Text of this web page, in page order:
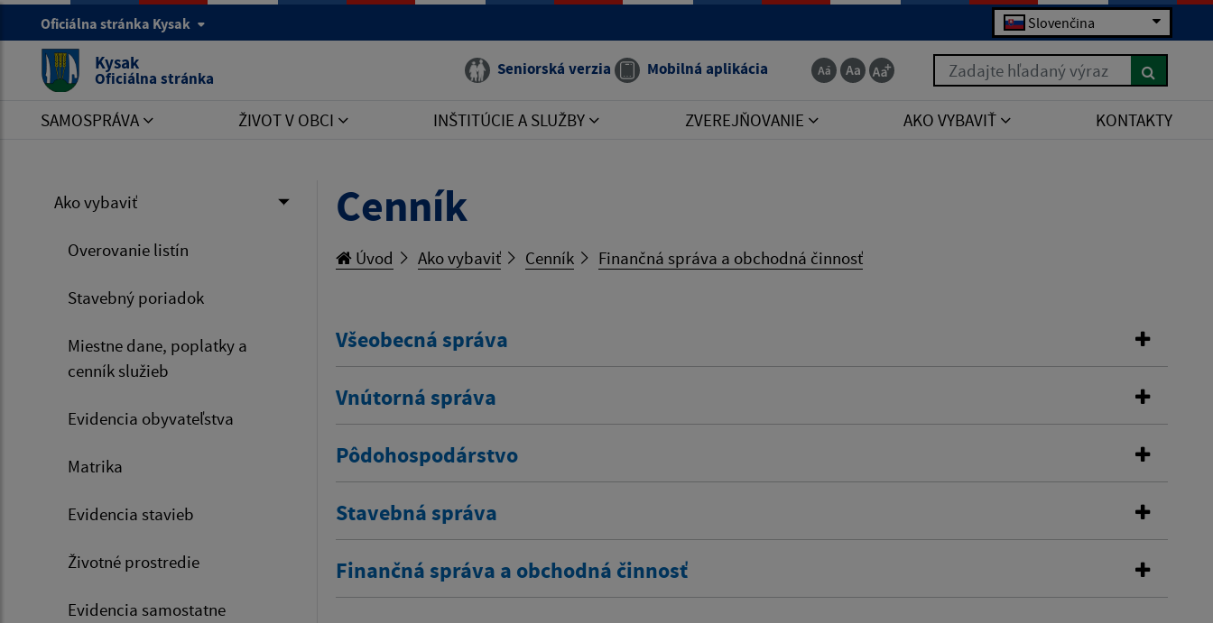
Oficiálna stránka Kysak Slovenčina
Kysak
Oficiálna stránka Seniorská verzia Mobilná aplikácia Zadajte hľadaný výraz
SAMOSPRÁVA ŽIVOT V OBCI INŠTITÚCIE A SLUŽBY ZVEREJŇOVANIE AKO VYBAVIŤ KONTAKTY
Ako vybaviť
Overovanie listín
Stavebný poriadok
Miestne dane, poplatky a
cenník služieb
Evidencia obyvateľstva
Matrika
Evidencia stavieb
Životné prostredie
Evidencia samostatne
Cenník
Úvod Ako vybaviť Cenník Finančná správa a obchodná činnosť
Všeobecná správa
Vnútorná správa
Pôdohospodárstvo
Stavebná správa
Finančná správa a obchodná činnosť